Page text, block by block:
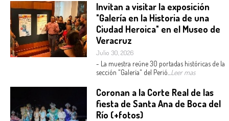
Invitan a visitar la exposición
"Galería en la Historia de una
Ciudad Heroica" en el Museo de
Veracruz
Julio 30, 2026
- La muestra reúne 30 portadas históricas de la
sección "Galería" del Perió... Leer mas
Coronan a la Corte Real de las
fiesta de Santa Ana de Boca del
Río (+fotos)